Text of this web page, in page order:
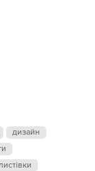
дизайн